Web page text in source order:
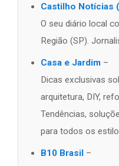
Castilho Notícias
O seu diário local
Região (SP).
Casa e Jardim –
Dicas exclusivas
arquitetura, DIY,
Tendências,
para todos os
B10 Brasil –